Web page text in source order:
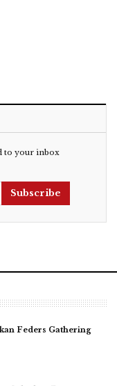
to your inbox
Subscribe
Feders Gathering